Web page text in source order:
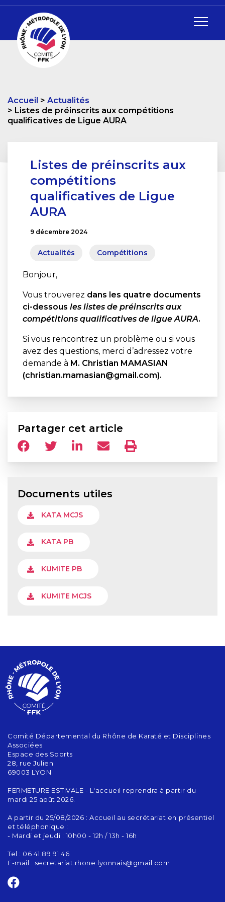
Accueil
Actualités
Listes de préinscrits aux compétitions
qualificatives de Ligue AURA
Listes de préinscrits aux
compétitions
qualificatives de Ligue
AURA
9 décembre 2024
Actualités Compétitions
Bonjour,
Vous trouverez dans les quatre documents
ci-dessous les listes de préinscrits aux
compétitions qualificatives de ligue AURA.
Si vous rencontrez un problème ou si vous
avez des questions, merci d’adressez votre
demande à M. Christian MAMASIAN
(christian.mamasian@gmail.com).
Partager cet article
Documents utiles
KATA MCJS
KATA PB
KUMITE PB
KUMITE MCJS
Comité Départemental du Rhône de Karaté et Disciplines
Associées
Espace des Sports
28, rue Julien
69003 LYON
FERMETURE ESTIVALE - L'accueil reprendra à partir du
mardi 25 août 2026.
A partir du 25/08/2026 : Accueil au secrétariat en présentiel
et téléphonique :
- Mardi et jeudi : 10h00 - 12h / 13h - 16h
Tel : 06 41 89 91 46
E-mail : secretariat.rhone.lyonnais@gmail.com